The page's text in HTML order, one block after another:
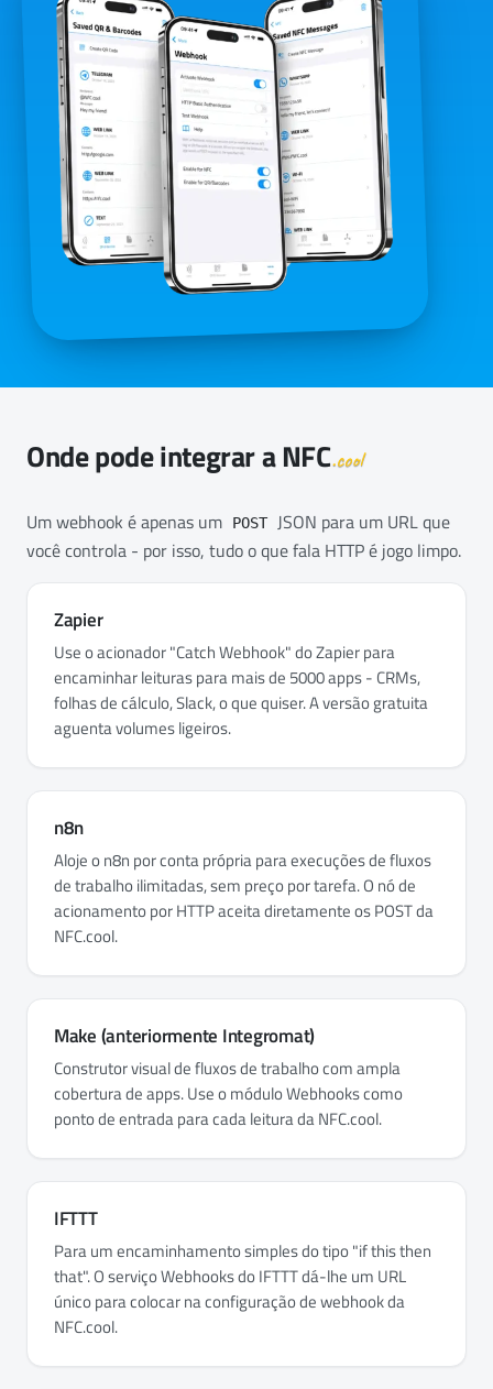
Onde pode integrar aNFC.cool
Um webhook é apenas um POST JSON para um URL que
você controla - por isso, tudo o que fala HTTP é jogo limpo.
Zapier
Use o acionador "Catch Webhook" do Zapier para
encaminhar leituras para mais de 5000 apps - CRMs,
folhas de cálculo, Slack, o que quiser. A versão gratuita
aguenta volumes ligeiros.
n8n
Aloje o n8n por conta própria para execuções de fluxos
de trabalho ilimitadas, sem preço por tarefa. O nó de
acionamento por HTTP aceita diretamente os POST da
NFC.cool.
Make (anteriormente Integromat)
Construtor visual de fluxos de trabalho com ampla
cobertura de apps. Use o módulo Webhooks como
ponto de entrada para cada leitura da NFC.cool.
IFTTT
Para um encaminhamento simples do tipo "if this then
that". O serviço Webhooks do IFTTT dá-lhe um URL
único para colocar na configuração de webhook da
NFC.cool.